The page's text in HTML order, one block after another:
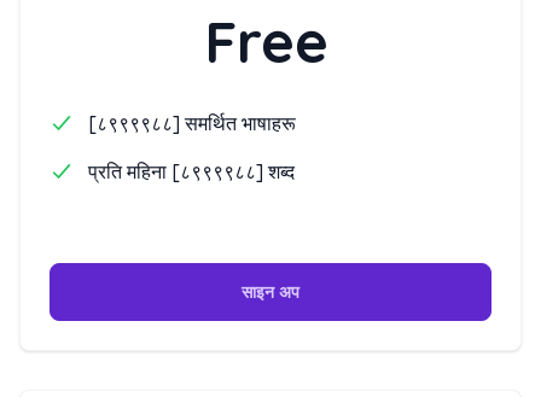
Free
[८९९९९८८] समर्थित भाषाहरू
प्रति महिना [८९९९९८८] शब्द
साइन अप